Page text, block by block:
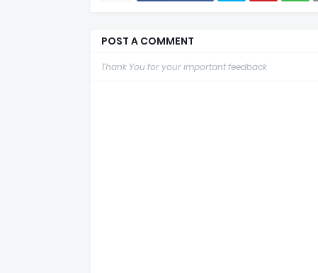
POST A COMMENT
Thank You for your important feedback